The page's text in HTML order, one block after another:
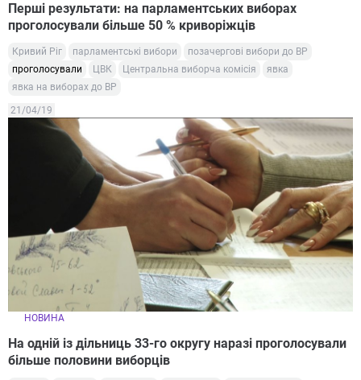
Перші результати: на парламентських виборах
проголосували більше 50 % криворіжців
Кривий Ріг парламентські вибори
позачергові вибори до ВР
проголосували
ЦВК Центральна виборча комісія
явка
явка на виборах до ВР
21/04/19
НОВИНА
На одній із дільниць 33-го округу наразі проголосували
більше половини виборців